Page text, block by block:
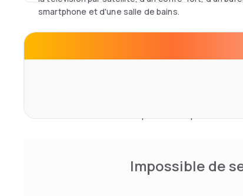
smartphone et d'une salle de bains.
dans le hall affichant les informations sur les vols
Impossible de